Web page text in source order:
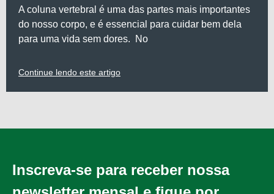
A coluna vertebral é uma das partes mais importantes
do nosso corpo, e é essencial para cuidar bem dela
para uma vida sem dores. No
Continue lendo este artigo
Inscreva-se para receber nossa